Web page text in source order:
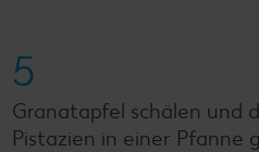
5
Granatapfel schälen und
Pistazien in einer Pfanne